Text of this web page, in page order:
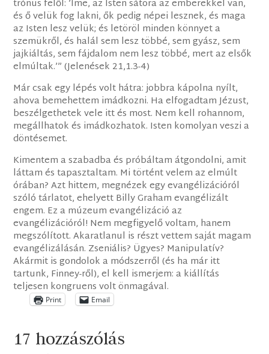
trónus felől: ’Íme, az Isten sátora az emberekkel van,
és ő velük fog lakni, ők pedig népei lesznek, és maga
az Isten lesz velük; és letöröl minden könnyet a
szemükről, és halál sem lesz többé, sem gyász, sem
jajkiáltás, sem fájdalom nem lesz többé, mert az elsők
elmúltak.’” (Jelenések 21,1.3-4)
Már csak egy lépés volt hátra: jobbra kápolna nyílt,
ahova bemehettem imádkozni. Ha elfogadtam Jézust,
beszélgethetek vele itt és most. Nem kell rohannom,
megállhatok és imádkozhatok. Isten komolyan veszi a
döntésemet.
Kimentem a szabadba és próbáltam átgondolni, amit
láttam és tapasztaltam. Mi történt velem az elmúlt
órában? Azt hittem, megnézek egy evangélizációról
szóló tárlatot, ehelyett Billy Graham evangélizált
engem. Ez a múzeum evangélizáció az
evangélizációról! Nem megfigyelő voltam, hanem
megszólított. Akaratlanul is részt vettem saját magam
evangélizálásán. Zseniális? Ügyes? Manipulatív?
Akármit is gondolok a módszerről (és ha már itt
tartunk, Finney-ről), el kell ismerjem: a kiállítás
teljesen kongruens volt önmagával.
Print Email
17 hozzászólás